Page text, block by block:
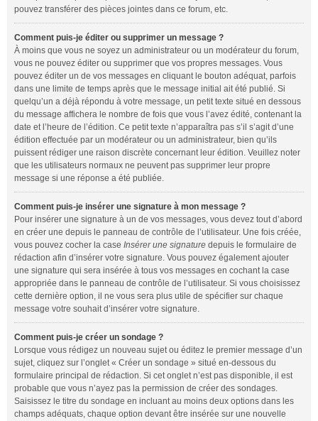
pouvez transférer des pièces jointes dans ce forum, etc.
Comment puis-je éditer ou supprimer un message ?
À moins que vous ne soyez un administrateur ou un modérateur du forum,
vous ne pouvez éditer ou supprimer que vos propres messages. Vous
pouvez éditer un de vos messages en cliquant le bouton adéquat, parfois
dans une limite de temps après que le message initial ait été publié. Si
quelqu’un a déjà répondu à votre message, un petit texte situé en dessous
du message affichera le nombre de fois que vous l’avez édité, contenant la
date et l’heure de l’édition. Ce petit texte n’apparaîtra pas s’il s’agit d’une
édition effectuée par un modérateur ou un administrateur, bien qu’ils
puissent rédiger une raison discrète concernant leur édition. Veuillez noter
que les utilisateurs normaux ne peuvent pas supprimer leur propre
message si une réponse a été publiée.
Comment puis-je insérer une signature à mon message ?
Pour insérer une signature à un de vos messages, vous devez tout d’abord
en créer une depuis le panneau de contrôle de l’utilisateur. Une fois créée,
vous pouvez cocher la case Insérer une signature depuis le formulaire de
rédaction afin d’insérer votre signature. Vous pouvez également ajouter
une signature qui sera insérée à tous vos messages en cochant la case
appropriée dans le panneau de contrôle de l’utilisateur. Si vous choisissez
cette dernière option, il ne vous sera plus utile de spécifier sur chaque
message votre souhait d’insérer votre signature.
Comment puis-je créer un sondage ?
Lorsque vous rédigez un nouveau sujet ou éditez le premier message d’un
sujet, cliquez sur l’onglet « Créer un sondage » situé en-dessous du
formulaire principal de rédaction. Si cet onglet n’est pas disponible, il est
probable que vous n’ayez pas la permission de créer des sondages.
Saisissez le titre du sondage en incluant au moins deux options dans les
champs adéquats, chaque option devant être insérée sur une nouvelle